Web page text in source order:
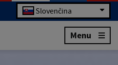
Slovenčina
Menu